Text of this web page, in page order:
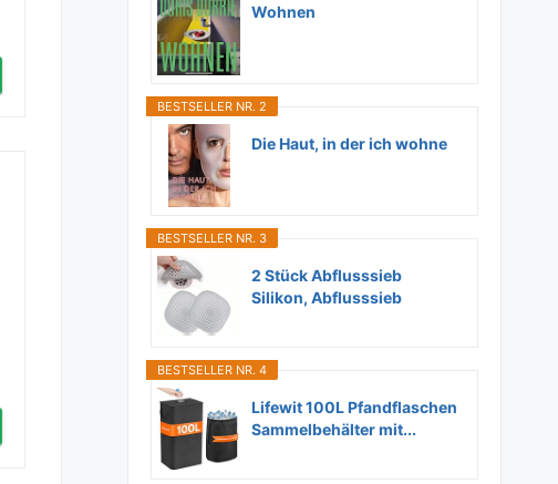
Wohnen
BESTSELLER NR. 2
Die Haut, in der ich wohne
BESTSELLER NR. 3
2 Stück Abflusssieb
Silikon, Abflusssieb
BESTSELLER NR. 4
Lifewit 100L Pfandflaschen
Sammelbehälter mit...